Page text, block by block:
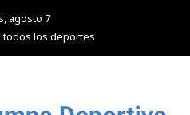
agosto 7
todos los deportes